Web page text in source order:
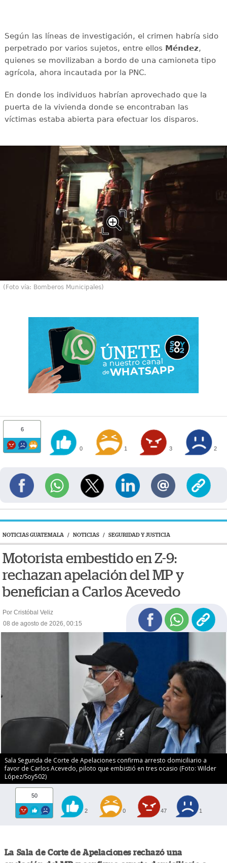
Según las líneas de investigación, el crimen habría sido
perpetrado por varios sujetos, entre ellos Méndez,
quienes se movilizaban a bordo de una camioneta tipo
agrícola, ahora incautada por la PNC.
En donde los individuos habrían aprovechado que la
puerta de la vivienda donde se encontraban las
víctimas estaba abierta para efectuar los disparos.
(Foto vía: Bomberos Municipales)
6
0 1 3 2
NOTICIAS GUATEMALA / NOTICIAS / SEGURIDAD Y JUSTICIA
Motorista embestido en Z-9:
rechazan apelación del MP y
benefician a Carlos Acevedo
Por Cristóbal Veliz
08 de agosto de 2026, 00:15
Sala Segunda de Corte de Apelaciones confirma arresto domiciliario a
favor de Carlos Acevedo, piloto que embistió en tres ocasio (Foto: Wilder
López/Soy502)
50
2 0 47 1
La Sala de Corte de Apelaciones rechazó una